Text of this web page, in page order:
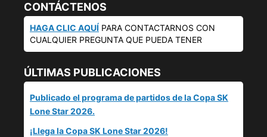
CONTÁCTENOS
HAGA CLIC AQUÍ PARA CONTACTARNOS CON
CUALQUIER PREGUNTA QUE PUEDA TENER
ÚLTIMAS PUBLICACIONES
Publicado el programa de partidos de la Copa SK
Lone Star 2026.
¡Llega la Copa SK Lone Star 2026!